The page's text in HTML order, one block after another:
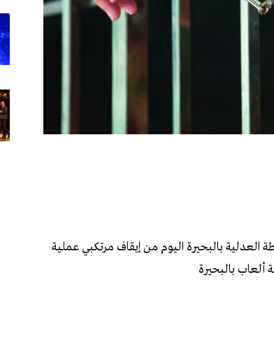
العدلية بالبحيرة اليوم من إيقاف مرتكبي عملية
بالبحيرة